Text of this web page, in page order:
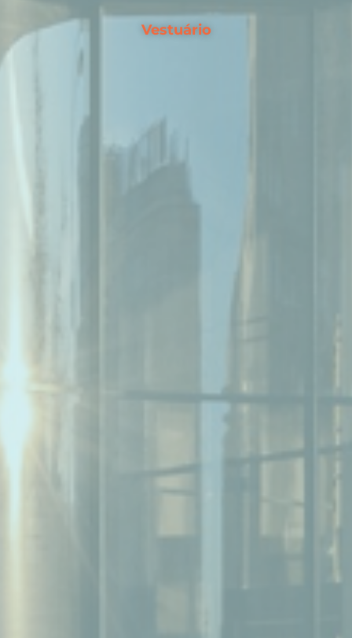
Vestuário